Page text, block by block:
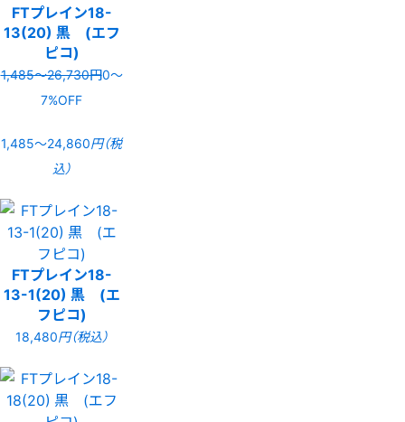
FTプレイン18-
13(20) 黒 (エフ
ピコ)
1,485〜26,730円0〜
7%OFF
1,485〜24,860円（税
込）
FTプレイン18-
13-1(20) 黒 (エ
フピコ)
18,480円（税込）